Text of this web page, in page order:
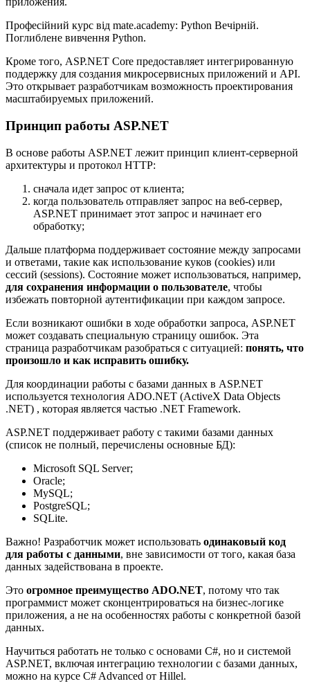
Професійний курс від mate.academy: Python Вечірній.
Поглиблене вивчення Python.
Кроме того, ASP.NET Core предоставляет интегрированную
поддержку для создания микросервисных приложений и API.
Это открывает разработчикам возможность проектирования
масштабируемых приложений.
Принцип работы ASP.NET
В основе работы ASP.NET лежит принцип клиент-серверной
архитектуры и протокол HTTP:
сначала идет запрос от клиента;
когда пользователь отправляет запрос на веб-сервер,
ASP.NET принимает этот запрос и начинает его
обработку;
Дальше платформа поддерживает состояние между запросами
и ответами, такие как использование куков (cookies) или
сессий (sessions). Состояние может использоваться, например,
для сохранения информации о пользователе, чтобы
избежать повторной аутентификации при каждом запросе.
Если возникают ошибки в ходе обработки запроса, ASP.NET
может создавать специальную страницу ошибок. Эта
страница разработчикам разобраться с ситуацией: понять, что
произошло и как исправить ошибку.
Для координации работы с базами данных в ASP.NET
используется технология ADO.NET (ActiveX Data Objects
.NET) , которая является частью .NET Framework.
ASP.NET поддерживает работу с такими базами данных
(список не полный, перечислены основные БД):
Microsoft SQL Server;
Oracle;
MySQL;
PostgreSQL;
SQLite.
Важно! Разработчик может использовать одинаковый код
для работы с данными, вне зависимости от того, какая база
данных задействована в проекте.
Это огромное преимущество ADO.NET, потому что так
программист может сконцентрироваться на бизнес-логике
приложения, а не на особенностях работы с конкретной базой
данных.
Научиться работать не только с основами C#, но и системой
ASP.NET, включая интеграцию технологии с базами данных,
можно на курсе C# Advanced от Hillel.